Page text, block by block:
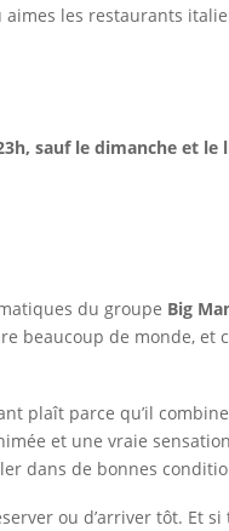
aimes les restaurants
sauf le dimanche et le
du groupe Big
beaucoup de monde,
plaît parce qu’il
et une vraie
dans de bonnes
ou d’arriver tôt. Et